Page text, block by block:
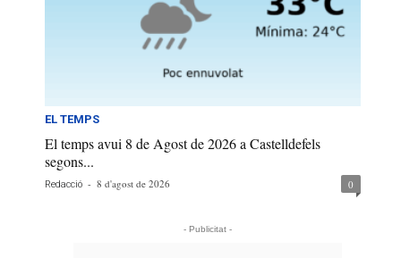
EL TEMPS
El temps avui 8 de Agost de 2026 a Castelldefels
segons...
Redacció - 8 d'agost de 2026 0
- Publicitat -